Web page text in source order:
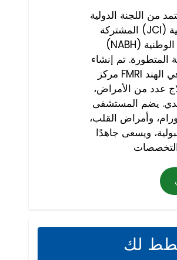
من اللجنة الدولية
المشتركة (JCI) والمجلس الوطني لاعتماد مستشفيات الرعاية الصحية
(NABH) في دلهي، العاصمة الوطنية (NCR)، ويقدم علاجات متعددة
المتطورة. تم إنشاء
مركز FMRI بهدف تقديم أفضل رعاية طبية ممكنة، وهو معروف في الهند
عدد من الأمراض،
يضم المستشفى
وأمراض القلب،
ويسعى جاهدًا
لك